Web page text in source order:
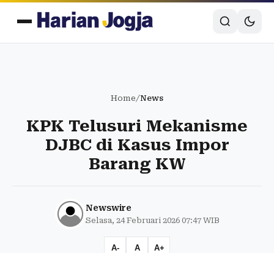
Home/News
KPK Telusuri Mekanisme
DJBC di Kasus Impor
Barang KW
Newswire
Selasa, 24 Februari 2026 07:47 WIB
A- A A+